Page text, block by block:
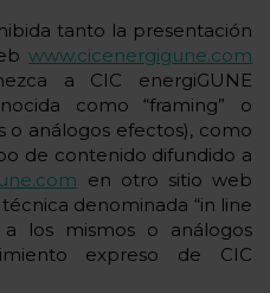
tanto la presentación
www.cicenergigune.com
a CIC energiGUNE
como “framing” o
o análogos efectos), como
de contenido difundido a
en otro sitio web
denominada “in line
los mismos o análogos
expreso de CIC